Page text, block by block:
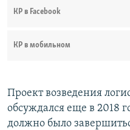
КР в Facebook
КР в мобильном
Проект возведения
обсуждался еще в 2018
должно было